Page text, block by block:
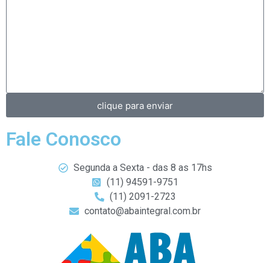
clique para enviar
Fale Conosco
Segunda a Sexta - das 8 as 17hs
(11) 94591-9751
(11) 2091-2723
contato@abaintegral.com.br